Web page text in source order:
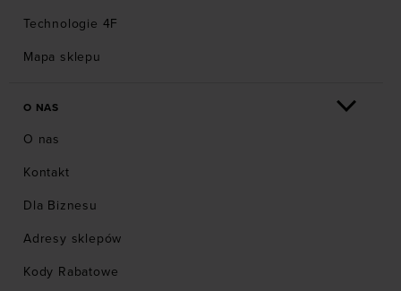
Technologie 4F
Mapa sklepu
O NAS
O nas
Kontakt
Dla Biznesu
Adresy sklepów
Kody Rabatowe